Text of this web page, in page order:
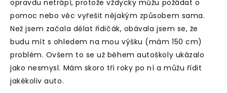
opravdu netrápí, protože vždycky můžu požádat o
pomoc nebo věc vyřešit nějakým způsobem sama.
Než jsem začala dělat řidičák, obávala jsem se, že
budu mít s ohledem na mou výšku (mám 150 cm)
problém. Ovšem to se už během autoškoly ukázalo
jako nesmysl. Mám skoro tři roky po ní a můžu řídit
jakékoliv auto.